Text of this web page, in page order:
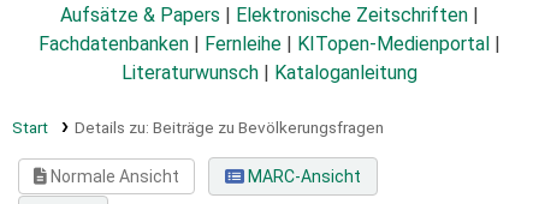
Aufsätze & Papers
Elektronische Zeitschriften
Fachdatenbanken
Fernleihe KITopen-Medienportal
Literaturwunsch
Kataloganleitung
Start Details zu: Beiträge zu Bevölkerungsfragen
Normale Ansicht
MARC-Ansicht